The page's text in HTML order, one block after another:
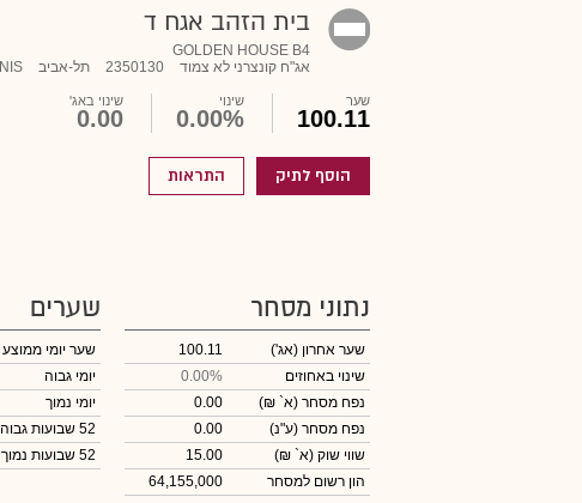
בית הזהב אגח ד
GOLDEN HOUSE B4
אג"ח קונצרני לא צמוד
2350130 תל-אביב NIS
שער
100.11
שינוי
0.00%
שינוי באג'
0.00
הוסף לתיק התראות
נתוני מסחר
שער אחרון (אג')
100.11
שינוי באחוזים
0.00%
נפח מסחר (א` ₪)
0.00
נפח מסחר (ע"נ)
0.00
שווי שוק (א` ₪)
15.00
הון רשום למסחר
64,155,000
שערים
שער יומי ממוצע
יומי גבוה
יומי נמוך
52 שבועות גבוה
52 שבועות נמוך